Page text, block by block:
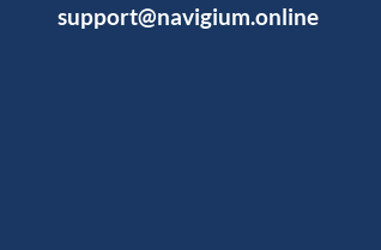
support@navigium.online